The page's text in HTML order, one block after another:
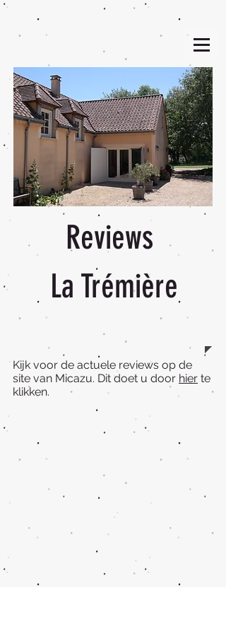
Reviews
La Trémière
Kijk voor de actuele reviews op de
site van Micazu. Dit doet u door hier te
klikken.